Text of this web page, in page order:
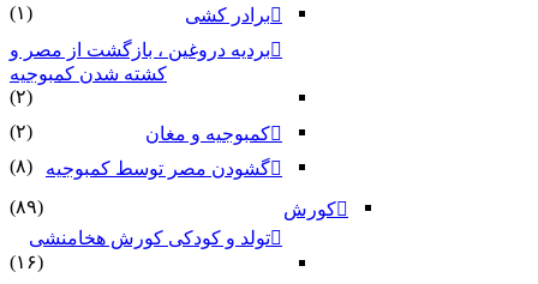
برادر کشی
(۱)
بردیه دروغین ، بازگشت از مصر و
کشته شدن کمبوجیه
(۲)
کمبوجیه و مغان
(۲)
گشودن مصر توسط کمبوجیه
(۸)
کورش
(۸۹)
تولد و کودکی کورش هخامنشی
(۱۶)